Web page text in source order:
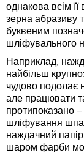
однакова всім
зерна абразиву
буквеним
шліфувального
Наприклад,
найбільш
чудово подолає
але працювати
протипоказано
шліфування
наждачний
шаром фарби